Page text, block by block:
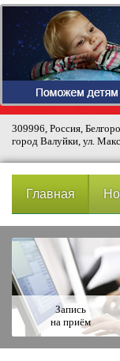
309996, Россия,
город Валуйки, ул.
Главная
Запись
на приём